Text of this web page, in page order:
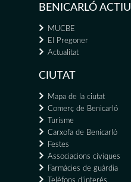
BENICARLÓ ACTIU
MUCBE
El Pregoner
Actualitat
CIUTAT
Mapa de la ciutat
Comerç de Benicarló
Turisme
Carxofa de Benicarló
Festes
Associacions cíviques
Farmàcies de guàrdia